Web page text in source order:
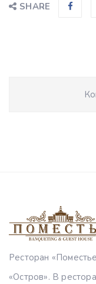
SHARE
Ресторан
«Остров». В